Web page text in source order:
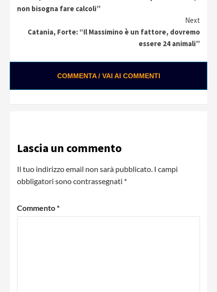
Reading
non bisogna fare calcoli”
Next
Catania, Forte: “Il Massimino è un fattore, dovremo
essere 24 animali”
COMMENTA / VAI AI COMMENTI
Lascia un commento
Il tuo indirizzo email non sarà pubblicato. I campi
obbligatori sono contrassegnati *
Commento*